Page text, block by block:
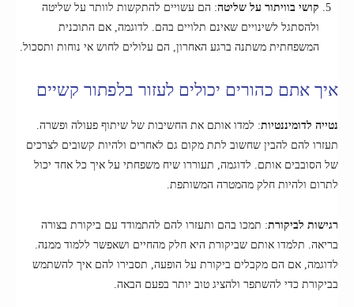
קושי בוויתור על שליטה: הם עשויים להתקשות לוותר על שליטה
ולהסתגל לשינויים שאינם תלויים בהם. לדוגמה, אם התוכנית
המשפחתית משתנה ברגע האחרון, הם עלולים לחוש אי נוחות ותסכול.
איך אתם כהורים יכולים לעזור בלפתור קשיים
נטייה לדומיננטיות: למדו אותם את החשיבות של שיתוף פעולה ופשרה.
תעזרו להם להבין שחשוב לתת מקום גם לאחרים ולהיות קשובים לצרכים
של הסובבים אותם. לדוגמה, תעוררו שיח משפחתי על איך כל אחד יכול
לתרום ולהיות חלק מהמטרה המשותפת.
רגישות לביקורת: תמכו בהם ותעזרו להם להתמודד עם ביקורת בצורה
בריאה. תלמדו אותם שביקורת היא חלק מהחיים ושאפשר ללמוד ממנה.
לדוגמה, אם הם מקבלים ביקורת על הופעה, תסבירו להם איך להשתמש
בביקורת כדי להשתפר ולהציג טוב יותר בפעם הבאה.